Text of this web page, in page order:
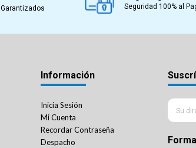
Seguridad 100% al
Información
Inicia Sesión
Mi Cuenta
Recordar Contraseña
Despacho